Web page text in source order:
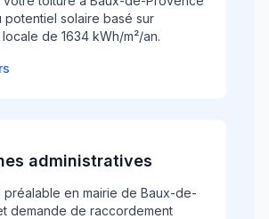
potentiel solaire basé sur
de 1634 kWh/m²/an.
administratives
préalable en mairie de Baux-de-
demande de raccordement